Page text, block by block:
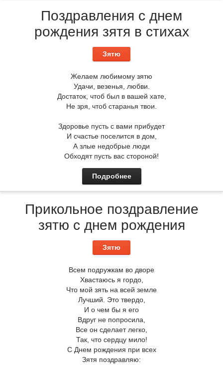
Поздравления с днем
рождения зятя в стихах
Зятю
Желаем любимому зятю
Удачи, везенья, любви.
Достаток, чтоб был в вашей хате,
Не зря, чтоб старанья твои.
Здоровье пусть с вами прибудет
И счастье поселится в дом,
А злые недобрые люди
Обходят пусть вас стороной!
Подробнее
Прикольное поздравление
зятю с днем рождения
Зятю
Всем подружкам во дворе
Хвастаюсь я гордо,
Что мой зять на всей земле
Лучший. Это твердо,
И о чем бы я его
Вдруг не попросила,
Все он сделает легко,
Так, что сердцу мило!
С Днем рождения при всех
Зятя поздравляю: